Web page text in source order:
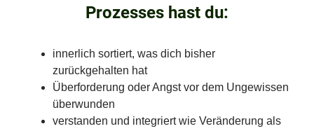
Prozesses hast du:
innerlich sortiert, was dich bisher
zurückgehalten hat
Überforderung oder Angst vor dem Ungewissen
überwunden
verstanden und integriert wie Veränderung als